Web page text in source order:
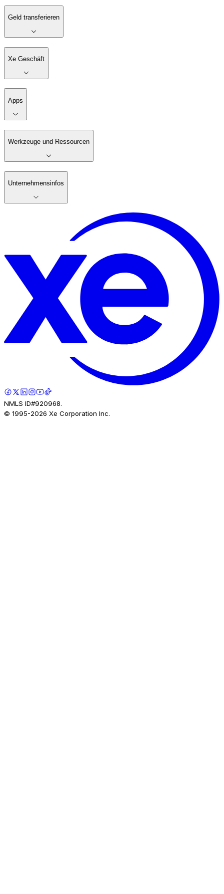
Geld transferieren
Xe Geschäft
Apps
Werkzeuge und Ressourcen
Unternehmensinfos
NMLS ID#920968.
© 1995-2026 Xe Corporation Inc.